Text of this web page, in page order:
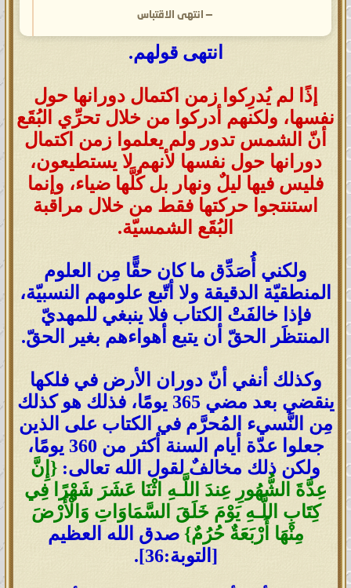
— انتهى الاقتباس
انتهى قولهم.
إذًا لم يُدرِكوا زمن اكتمال دورانها حول
نفسها، ولكنهم أدركوا من خلال تحرِّي البُقَع
أنّ الشمس تدور ولم يعلموا زمن اكتمال
دورانها حول نفسها لأنهم لا يستطيعون،
فليس فيها ليلٌ ونهار بل كُلَّها ضياء، وإنما
استنتجوا حركتها فقط من خلال مراقبة
البُقَع الشمسيّة.
ولكني أُصَدِّق ما كان حقًّا مِن العلوم
المنطقيّة الدقيقة ولا أتّبع علومهم النسبيّة،
فإذا خالفَتْ الكتاب فلا ينبغي للمهديّ
المنتظَر الحقّ أن يتبع أهواءهم بغير الحقّ.
وكذلك أنفي أنّ دوران الأرض في فلكها
ينقضي بعد مضي 365 يومًا، فذلك هو كذلك
مِن النَّسيء المُحرَّم في الكتاب على الذين
جعلوا عدّة أيام السنة أكثر من 360 يومًا،
ولكن ذلك مخالفٌ لقول الله تعالى: {إِنَّ
عِدَّةَ الشُّهُورِ عِندَ اللَّـهِ اثْنَا عَشَرَ شَهْرًا فِي
كِتَابِ اللَّـهِ يَوْمَ خَلَقَ السَّمَاوَاتِ وَالْأَرْضَ
مِنْهَا أَرْبَعَةٌ حُرُمٌ} صدق الله العظيم
[التوبة:36].